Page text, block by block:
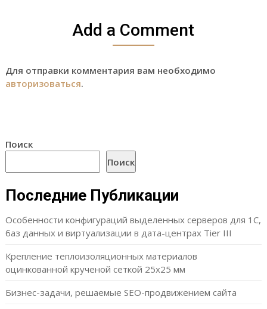
Add a Comment
Для отправки комментария вам необходимо
авторизоваться.
Поиск
Поиск
Последние Публикации
Особенности конфигураций выделенных серверов для 1С,
баз данных и виртуализации в дата-центрах Tier III
Крепление теплоизоляционных материалов
оцинкованной крученой сеткой 25х25 мм
Бизнес-задачи, решаемые SEO-продвижением сайта